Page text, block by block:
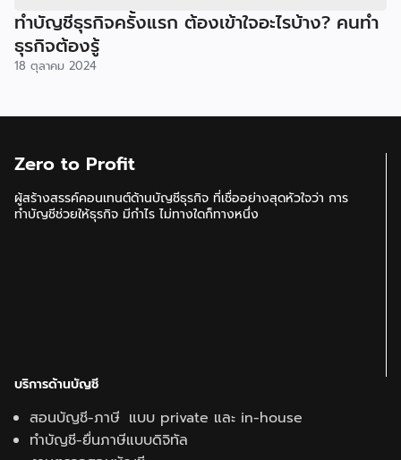
ทำบัญชีธุรกิจครั้งแรก ต้องเข้าใจอะไรบ้าง? คนทำ
ธุรกิจต้องรู้
18 ตุลาคม 2024
Zero to Profit
ผู้สร้างสรรค์คอนเทนต์ด้านบัญชีธุรกิจ ที่เชื่ออย่างสุดหัวใจว่า การ
ทำบัญชีช่วยให้ธุรกิจ มีกำไร ไม่ทางใดก็ทางหนึ่ง
บริการด้านบัญชี
สอนบัญชี-ภาษี แบบ private และ in-house
ทำบัญชี-ยื่นภาษีแบบดิจิทัล